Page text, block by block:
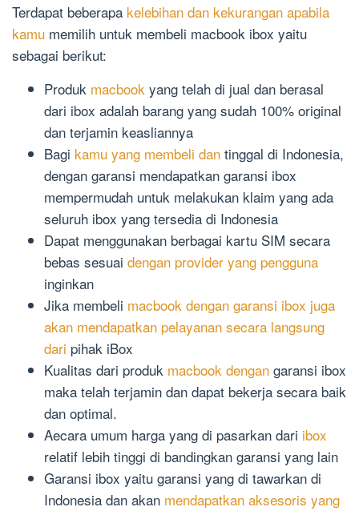
Terdapat beberapa kelebihan dan kekurangan apabila
kamu memilih untuk membeli macbook ibox yaitu
sebagai berikut:
Produk macbook yang telah di jual dan berasal
dari ibox adalah barang yang sudah 100% original
dan terjamin keasliannya
Bagi kamu yang membeli dan tinggal di Indonesia,
dengan garansi mendapatkan garansi ibox
mempermudah untuk melakukan klaim yang ada
seluruh ibox yang tersedia di Indonesia
Dapat menggunakan berbagai kartu SIM secara
bebas sesuai dengan provider yang pengguna
inginkan
Jika membeli macbook dengan garansi ibox juga
akan mendapatkan pelayanan secara langsung
dari pihak iBox
Kualitas dari produk macbook dengan garansi ibox
maka telah terjamin dan dapat bekerja secara baik
dan optimal.
Aecara umum harga yang di pasarkan dari ibox
relatif lebih tinggi di bandingkan garansi yang lain
Garansi ibox yaitu garansi yang di tawarkan di
Indonesia dan akan mendapatkan aksesoris yang